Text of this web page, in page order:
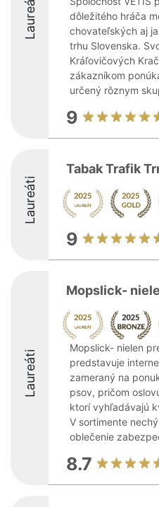
Laureáti
dôležitého hráča
chovateľských aj
trhu Slovenska.
Kráľovičových
zákazníkom
určený rôznym
9
Laureáti
Tabak Trafik
9
Laureáti
Mopslick-
Mopslick- nielen
predstavuje
zameraný na
psov, pričom
ktorí vyhľadávajú
V sortimente
oblečenie
8.7